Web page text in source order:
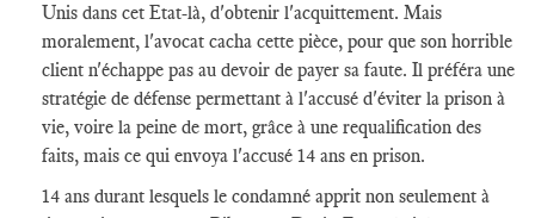
Unis dans cet Etat-là, d'obtenir l'acquittement. Mais
moralement, l'avocat cacha cette pièce, pour que son horrible
client n'échappe pas au devoir de payer sa faute. Il préféra une
stratégie de défense permettant à l'accusé d'éviter la prison à
vie, voire la peine de mort, grâce à une requalification des
faits, mais ce qui envoya l'accusé 14 ans en prison.
14 ans durant lesquels le condamné apprit non seulement à